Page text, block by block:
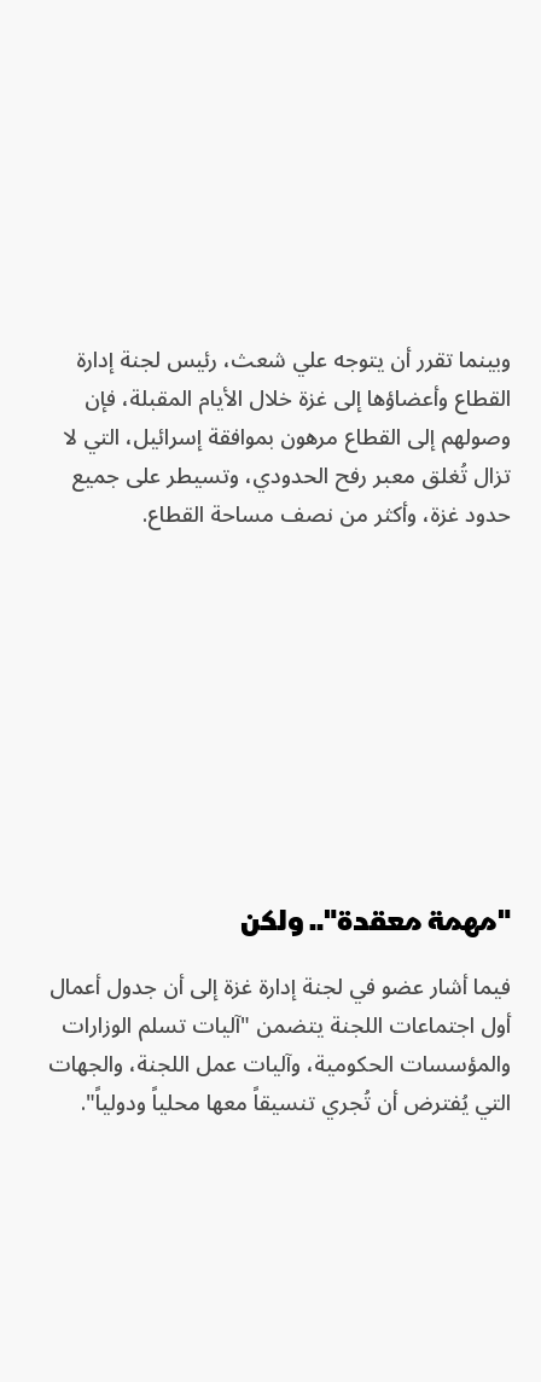
وبينما تقرر أن يتوجه علي شعث، رئيس لجنة إدارة
القطاع وأعضاؤها إلى غزة خلال الأيام المقبلة، فإن
وصولهم إلى القطاع مرهون بموافقة إسرائيل، التي لا
تزال تُغلق معبر رفح الحدودي، وتسيطر على جميع
حدود غزة، وأكثر من نصف مساحة القطاع.
"مهمة معقدة".. ولكن
فيما أشار عضو في لجنة إدارة غزة إلى أن جدول أعمال
أول اجتماعات اللجنة يتضمن "آليات تسلم الوزارات
والمؤسسات الحكومية، وآليات عمل اللجنة، والجهات
التي يُفترض أن تُجري تنسيقاً معها محلياً ودولياً".